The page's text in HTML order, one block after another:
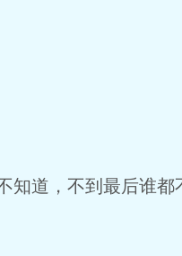
知道，不到最后谁都